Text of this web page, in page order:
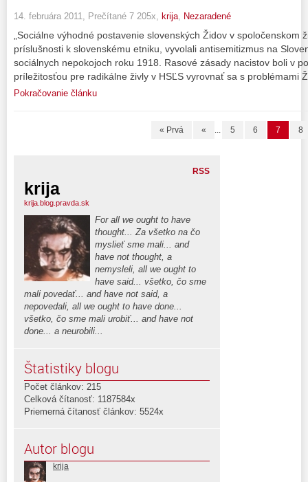
14. februára 2011, Prečítané 7 205x, krija, Nezaradené
„Sociálne výhodné postavenie slovenských Židov v spoločenskom
príslušnosti k slovenskému etniku, vyvolali antisemitizmus na
sociálnych nepokojoch roku 1918. Rasové zásady nacistov boli v
príležitosťou pre radikálne živly v HSĽS vyrovnať sa s problémami
Pokračovanie článku
« Prvá « ... 5 6 7 8
RSS
krija
krija.blog.pravda.sk
For all we ought to have
thought... Za všetko na čo
myslieť sme mali... and
have not thought, a
nemysleli, all we ought to
have said... všetko, čo sme
mali povedať... and have not said, a
nepovedali, all we ought to have done...
všetko, čo sme mali urobiť... and have not
done... a neurobili...
Štatistiky blogu
Počet článkov: 215
Celková čítanosť: 1187584x
Priemerná čítanosť článkov: 5524x
Autor blogu
krija